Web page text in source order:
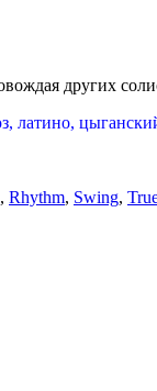
других
латино,
, Rhythm, Swing,